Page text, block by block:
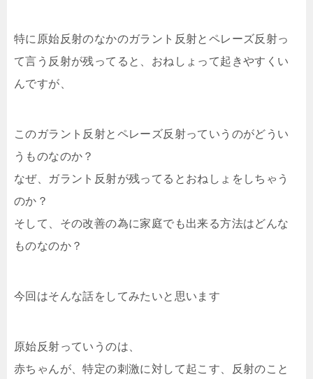
特に原始反射のなかのガラント反射とペレーズ反射っ
て言う反射が残ってると、おねしょって起きやすくい
んですが、
このガラント反射とペレーズ反射っていうのがどうい
うものなのか？
なぜ、ガラント反射が残ってるとおねしょをしちゃう
のか？
そして、その改善の為に家庭でも出来る方法はどんな
ものなのか？
今回はそんな話をしてみたいと思います
原始反射っていうのは、
赤ちゃんが、特定の刺激に対して起こす、反射のこと